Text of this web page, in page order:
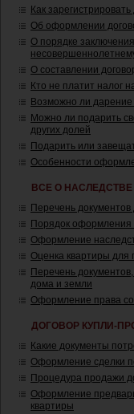
Как
Об оформлении
О порядке
О составлении
Кто не платит налог
Возможно ли дарение
Можно ли подарить
других долей
Подарить или
Особенности
ВСЕ О НАСЛЕДСТВЕ
Перечень
Порядок оформления
Оформление
Оценка квартиры для
Перечень
дома и земли
Оформление права
ДОГОВОР КУПЛИ-
Какие документы
Оформление сделки
Процедура продажи
Оформление
квартиры